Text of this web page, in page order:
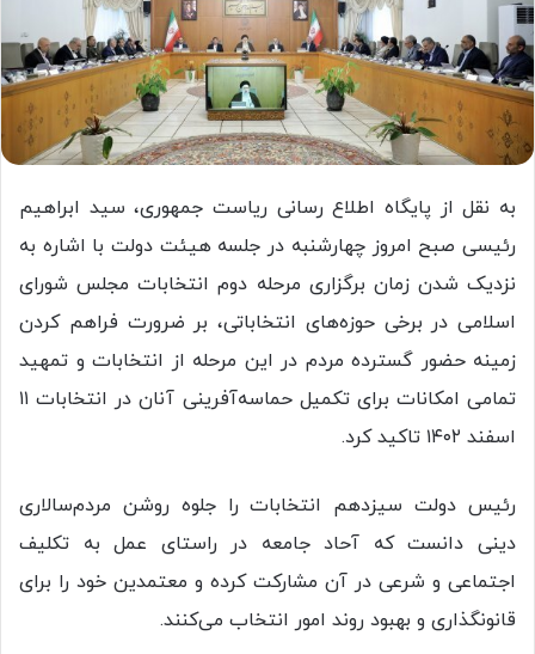
به نقل از پایگاه اطلاع رسانی ریاست جمهوری، سید ابراهیم
رئیسی صبح امروز چهارشنبه در جلسه هیئت دولت با اشاره به
نزدیک شدن زمان برگزاری مرحله دوم انتخابات مجلس شورای
اسلامی در برخی حوزه‌های انتخاباتی، بر ضرورت فراهم کردن
زمینه حضور گسترده مردم در این مرحله از انتخابات و تمهید
تمامی امکانات برای تکمیل حماسه‌آفرینی آنان در انتخابات ۱۱
اسفند ۱۴۰۲ تاکید کرد.
رئیس دولت سیزدهم انتخابات را جلوه روشن مردم‌سالاری
دینی دانست که آحاد جامعه در راستای عمل به تکلیف
اجتماعی و شرعی در آن مشارکت کرده و معتمدین خود را برای
قانونگذاری و بهبود روند امور انتخاب می‌کنند.